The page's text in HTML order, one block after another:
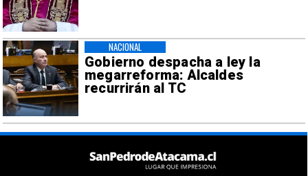
Gobierno despacha a ley la
megarreforma: Alcaldes
recurrirán al TC
NACIONAL